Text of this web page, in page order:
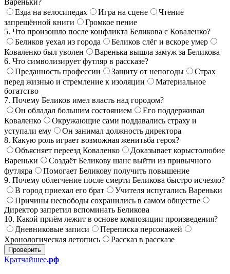
Езда на велосипедах
Игра на сцене
Чтение
запрещённой книги
Громкое пение
5. Что произошло после конфликта Беликова с Коваленко?
Беликов уехал из города
Беликов слёг и вскоре умер
Коваленко был уволен
Варенька вышла замуж за Беликова
6. Что символизирует футляр в рассказе?
Преданность профессии
Защиту от непогоды
Страх
перед жизнью и стремление к изоляции
Материальное
богатство
7. Почему Беликов имел власть над городом?
Он обладал большим состоянием
Его поддерживал
Коваленко
Окружающие сами поддавались страху и
уступали ему
Он занимал должность директора
8. Какую роль играет возможная женитьба героя?
Объясняет переезд Коваленко
Доказывает корыстолюбие
Вареньки
Создаёт Беликову шанс выйти из привычного
футляра
Помогает Беликову получить повышение
9. Почему облегчение после смерти Беликова быстро исчезло?
В город приехал его брат
Учителя испугались Вареньки
Причины несвободы сохранились в самом обществе
Директор запретил вспоминать Беликова
10. Какой приём лежит в основе композиции произведения?
Дневниковые записи
Переписка персонажей
Хронологическая летопись
Рассказ в рассказе
Проверить
Кратчайшее.рф